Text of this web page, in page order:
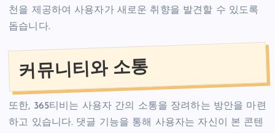
천을 제공하여 사용자가 새로운 취향을 발견할 수 있도록
돕습니다.
커뮤니티와 소통
또한, 365티비는 사용자 간의 소통을 장려하는 방안을 마련
하고 있습니다. 댓글 기능을 통해 사용자는 자신이 본 콘텐